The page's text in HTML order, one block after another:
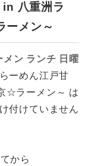
八重洲ラ
メン～
メン ランチ 日曜
ーめん江戸甘
☆ラーメン～ は
付けていません
から